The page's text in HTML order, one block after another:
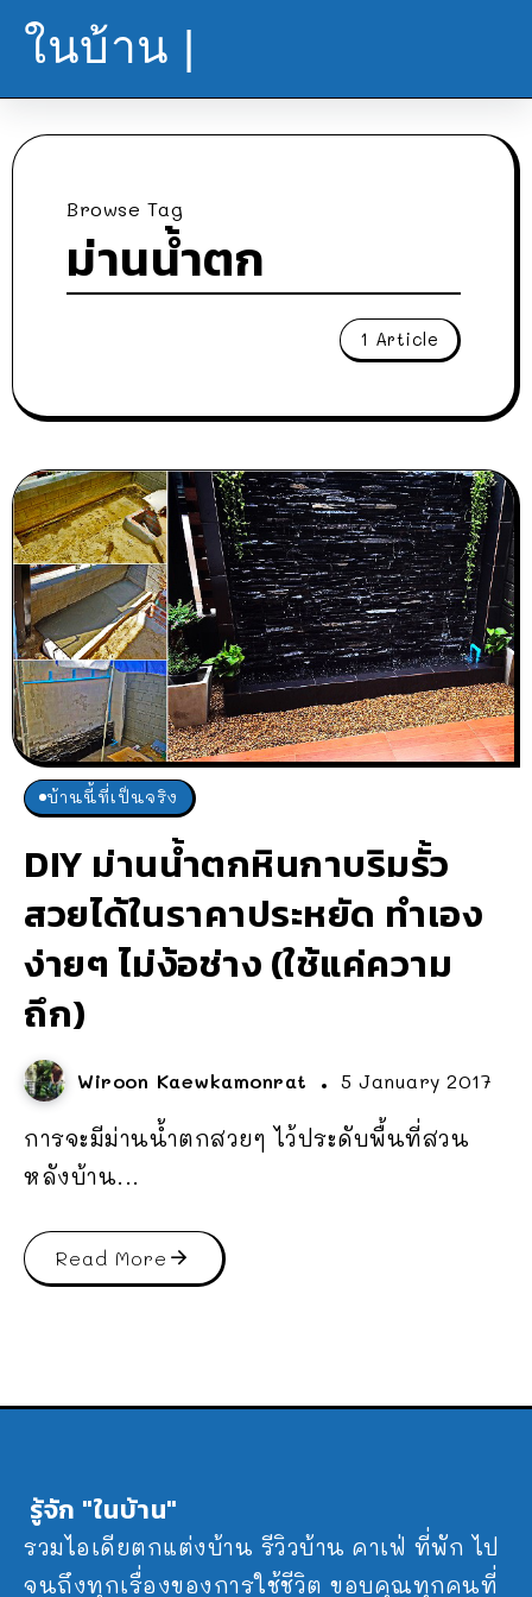
ในบ้าน |
Browse Tag
ม่านน้ำตก
1 Article
บ้านนี้ที่เป็นจริง
DIY ม่านน้ำตกหินกาบริมรั้ว
สวยได้ในราคาประหยัด ทำเอง
ง่ายๆ ไม่ง้อช่าง (ใช้แค่ความ
ถึก)
Wiroon Kaewkamonrat 5 January 2017
การจะมีม่านน้ำตกสวยๆ ไว้ประดับพื้นที่สวน
หลังบ้าน...
Read More
รู้จัก "ในบ้าน"
รวมไอเดียตกแต่งบ้าน รีวิวบ้าน คาเฟ่ ที่พัก ไป
จนถึงทุกเรื่องของการใช้ชีวิต ขอบคุณทุกคนที่